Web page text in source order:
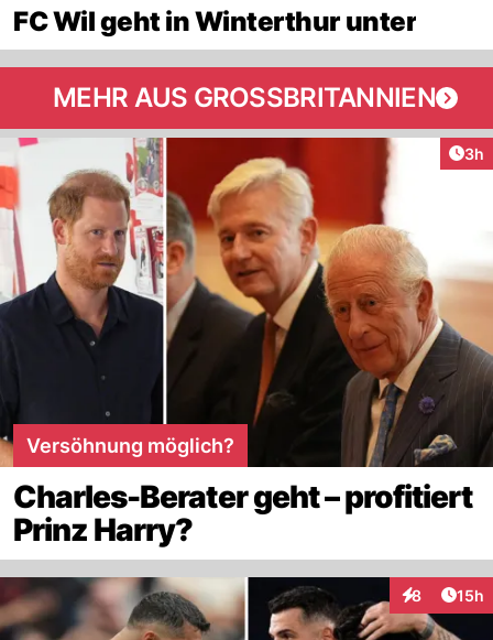
FC Wil geht in Winterthur unter
MEHR AUS GROSSBRITANNIEN
3h
Versöhnung möglich?
Charles-Berater geht – profitiert
Prinz Harry?
8
Interaktionen
15h